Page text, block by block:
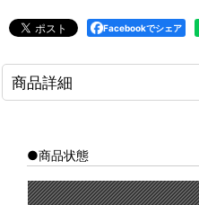
Facebookでシェア
商品詳細
●商品状態